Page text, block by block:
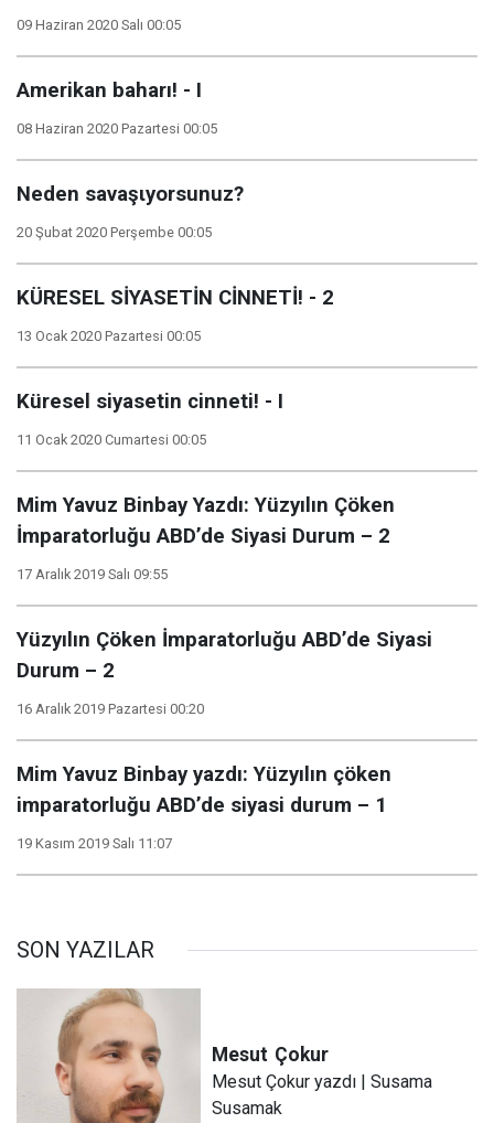
09 Haziran 2020 Salı 00:05
Amerikan baharı! - I
08 Haziran 2020 Pazartesi 00:05
Neden savaşιyorsunuz?
20 Şubat 2020 Perşembe 00:05
KÜRESEL SİYASETİN CİNNETİ! - 2
13 Ocak 2020 Pazartesi 00:05
Küresel siyasetin cinneti! - I
11 Ocak 2020 Cumartesi 00:05
Mim Yavuz Binbay Yazdı: Yüzyılın Çöken
İmparatorluğu ABD’de Siyasi Durum – 2
17 Aralık 2019 Salı 09:55
Yüzyılın Çöken İmparatorluğu ABD’de Siyasi
Durum – 2
16 Aralık 2019 Pazartesi 00:20
Mim Yavuz Binbay yazdı: Yüzyılın çöken
imparatorluğu ABD’de siyasi durum – 1
19 Kasım 2019 Salı 11:07
SON YAZILAR
Mesut Çokur
Mesut Çokur yazdı | Susama
Susamak